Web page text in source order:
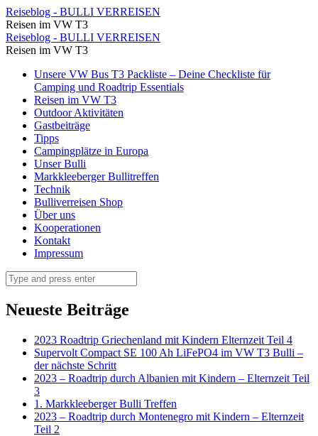
Rodeln
in
Oberwiesenthal
(12)
Reiseblog
BULLI
VERREISEN
Reiseblog - BULLI VERREISEN
Reisen im VW T3
Rodeln
in
Oberwiesenthal
(12)
Reiseblog
BULLI
VERREISEN
Reiseblog - BULLI VERREISEN
Reisen im VW T3
Skip
content
Unsere VW Bus T3 Packliste – Deine Checkliste für
Camping und Roadtrip Essentials
Reisen im VW T3
Outdoor Aktivitäten
Gastbeiträge
Tipps
Campingplätze in Europa
Unser Bulli
Markkleeberger Bullitreffen
Technik
Bulliverreisen Shop
Über uns
Kooperationen
Kontakt
Impressum
Search
Neueste Beiträge
2023 Roadtrip Griechenland mit Kindern Elternzeit Teil 4
Supervolt Compact SE 100 Ah LiFePO4 im VW T3 Bulli –
der nächste Schritt
2023 – Roadtrip durch Albanien mit Kindern – Elternzeit Teil
3
1. Markkleeberger Bulli Treffen
2023 – Roadtrip durch Montenegro mit Kindern – Elternzeit
Teil 2